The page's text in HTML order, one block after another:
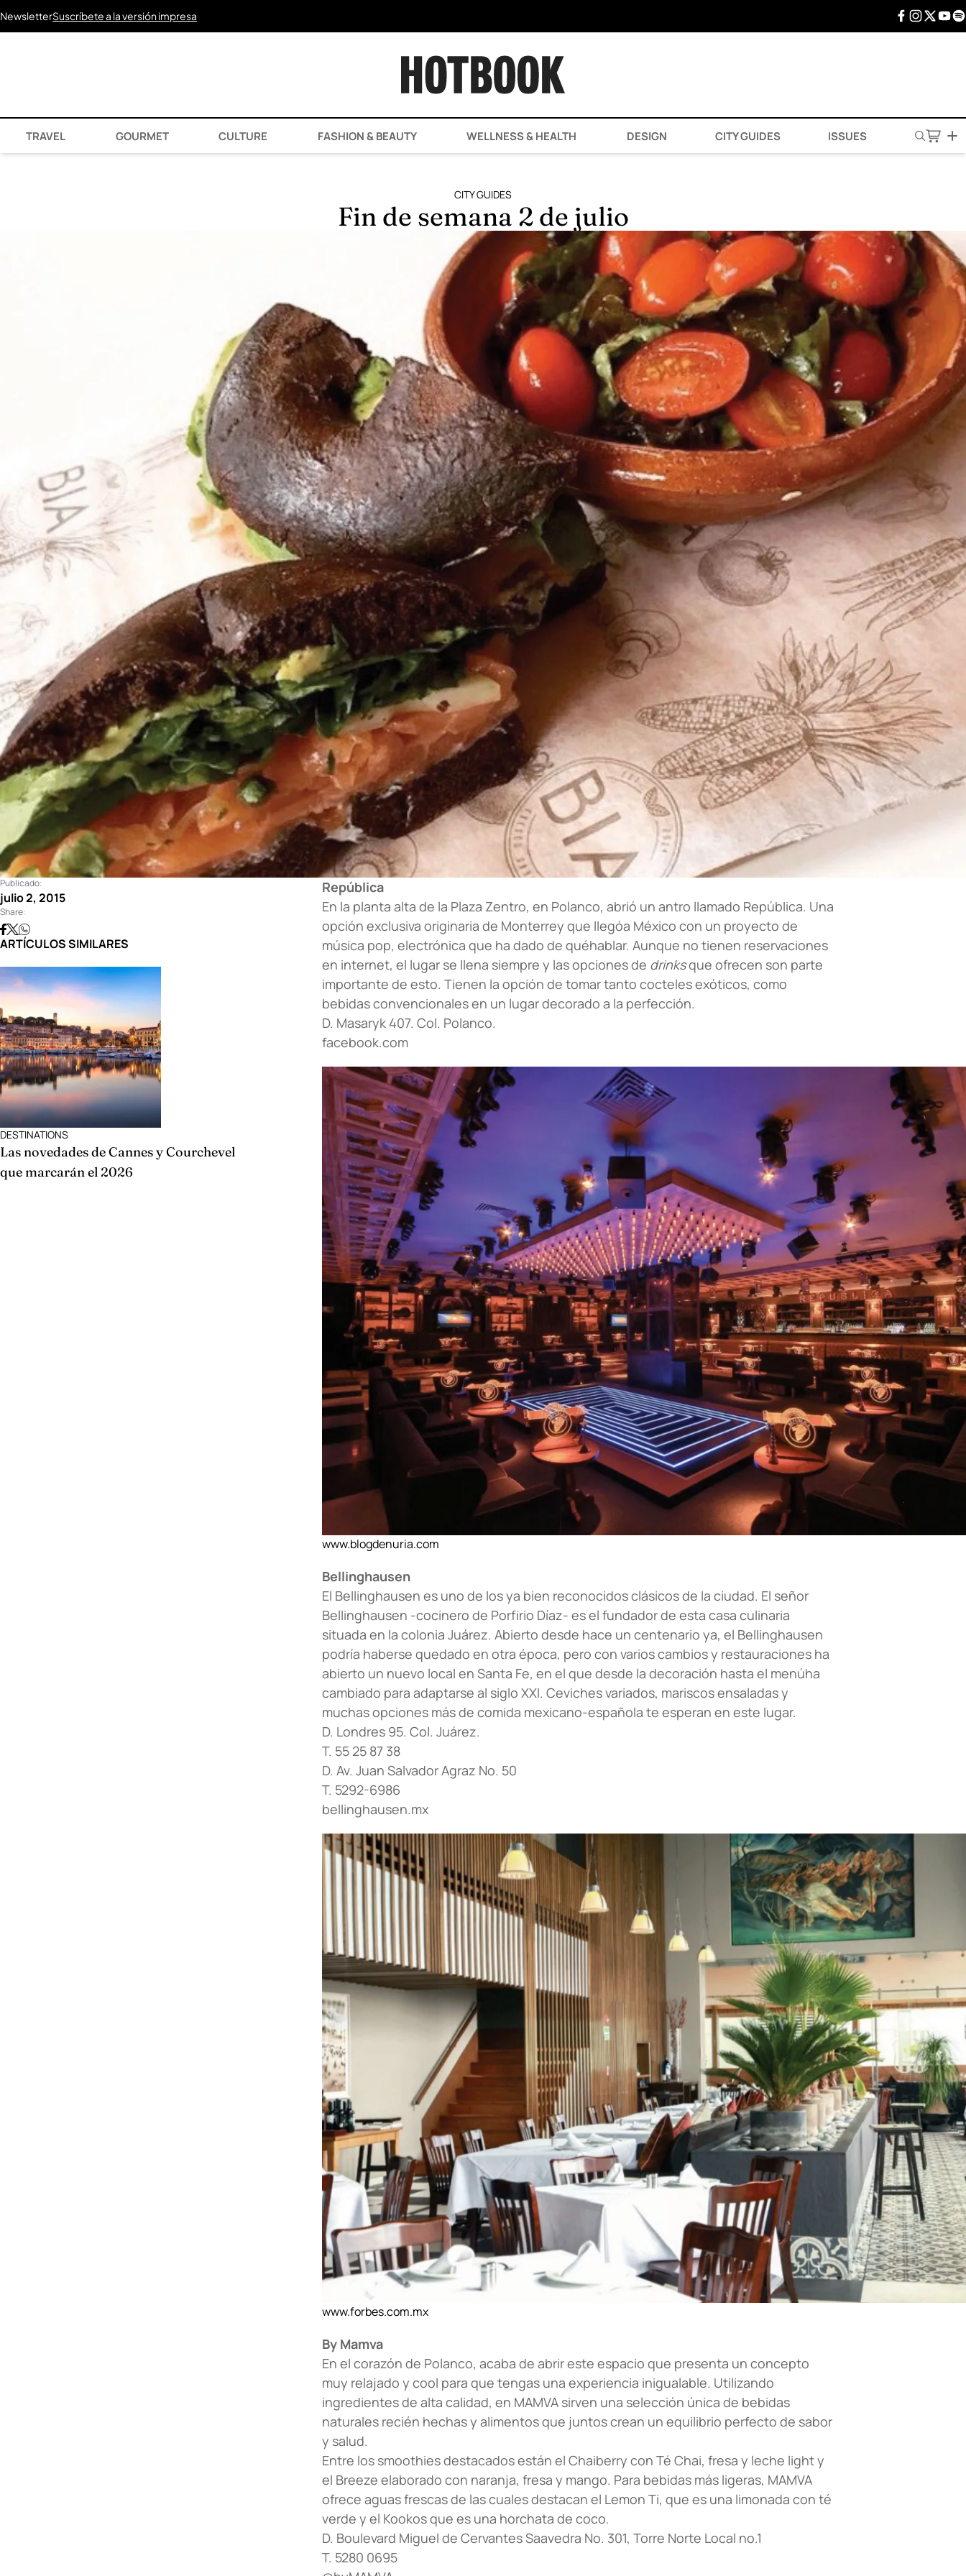
NewsletterSuscríbete a la versión impresa
TRAVEL GOURMET CULTURE FASHION & BEAUTY WELLNESS & HEALTH DESIGN CITY GUIDES ISSUES
CITY GUIDES
Fin de semana 2 de julio
República
En la planta alta de la Plaza Zentro, en Polanco, abrió un antro llamado República. Una
opción exclusiva originaria de Monterrey que llegóa México con un proyecto de
música pop, electrónica que ha dado de quéhablar. Aunque no tienen reservaciones
en internet, el lugar se llena siempre y las opciones de drinksque ofrecen son parte
importante de esto. Tienen la opción de tomar tanto cocteles exóticos, como
bebidas convencionales en un lugar decorado a la perfección.
D. Masaryk 407. Col. Polanco.
facebook.com
www.blogdenuria.com
Bellinghausen
El Bellinghausen es uno de los ya bien reconocidos clásicos de la ciudad. El señor
Bellinghausen -cocinero de Porfirio Díaz- es el fundador de esta casa culinaria
situada en la colonia Juárez. Abierto desde hace un centenario ya, el Bellinghausen
podría haberse quedado en otra época, pero con varios cambios y restauraciones ha
abierto un nuevo local en Santa Fe, en el que desde la decoración hasta el menúha
cambiado para adaptarse al siglo XXI. Ceviches variados, mariscos ensaladas y
muchas opciones más de comida mexicano-española te esperan en este lugar.
D. Londres 95. Col. Juárez.
T. 55 25 87 38
D. Av. Juan Salvador Agraz No. 50
T. 5292-6986
bellinghausen.mx
www.forbes.com.mx
By Mamva
En el corazón de Polanco, acaba de abrir este espacio que presenta un concepto
muy relajado y cool para que tengas una experiencia inigualable. Utilizando
ingredientes de alta calidad, en MAMVA sirven una selección única de bebidas
naturales recién hechas y alimentos que juntos crean un equilibrio perfecto de sabor
y salud.
Entre los smoothies destacados están el Chaiberry con Té Chai, fresa y leche light y
el Breeze elaborado con naranja, fresa y mango. Para bebidas más ligeras, MAMVA
ofrece aguas frescas de las cuales destacan el Lemon Ti, que es una limonada con té
verde y el Kookos que es una horchata de coco.
D. Boulevard Miguel de Cervantes Saavedra No. 301, Torre Norte Local no.1
T. 5280 0695
Publicado:
julio 2, 2015
Share:
ARTÍCULOS SIMILARES
DESTINATIONS
Las novedades de Cannes y Courchevel
que marcarán el 2026